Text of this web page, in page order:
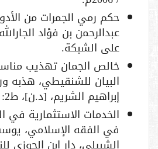
حكم رمي الجمرات من
عبدالرحمن بن فؤاد
على الشبكة.
خالص الجمان تهذيب
البيان للشنقيطي، هذبه
إبراهيم الشريم، [د.ن]، ط2: 1417هـ/ 1997م.
الخدمات الاستثمارية في
في الفقه الإسلامي،